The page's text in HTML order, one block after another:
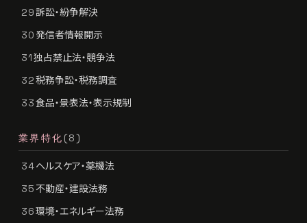
29訴訟・紛争解決
30 発信者情報開示
31独占禁止法・競争法
32税務争訟・税務調査
33食品・景表法・表示規制
業界特化 (8)
34ヘルスケア・薬機法
35不動産・建設法務
36環境・エネルギー法務